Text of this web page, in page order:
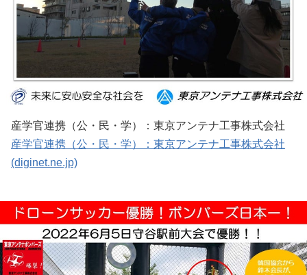
産学官連携（公・民・学）：東京アンテナ工事株式会社
産学官連携（公・民・学）：東京アンテナ工事株式会社
(diginet.ne.jp)